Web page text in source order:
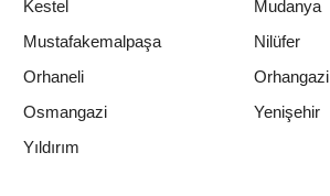
Kestel
Mudanya
Mustafakemalpaşa
Nilüfer
Orhaneli
Orhangazi
Osmangazi
Yenişehir
Yıldırım